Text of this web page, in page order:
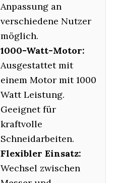
Anpassung an
verschiedene Nutzer
möglich.
1000-Watt-Motor:
Ausgestattet mit
einem Motor mit 1000
Watt Leistung.
Geeignet für
kraftvolle
Schneidarbeiten.
Flexibler Einsatz:
Wechsel zwischen